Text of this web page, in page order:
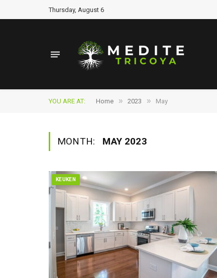
Thursday, August 6
YOU ARE AT: Home » 2023 » May
MONTH: MAY 2023
KEUKEN